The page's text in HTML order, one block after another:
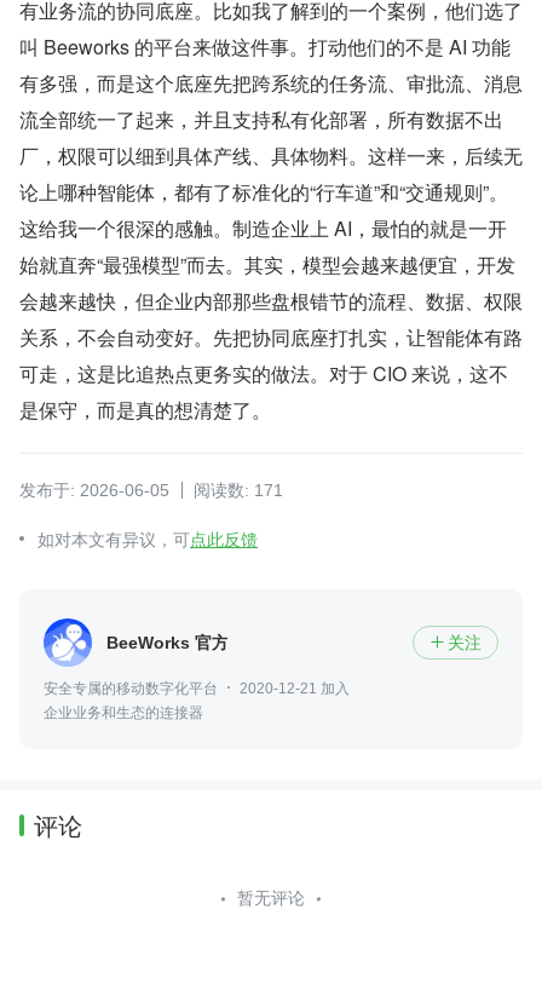
有业务流的协同底座。比如我了解到的一个案例，他们选了
叫 Beeworks 的平台来做这件事。打动他们的不是 AI 功能
有多强，而是这个底座先把跨系统的任务流、审批流、消息
流全部统一了起来，并且支持私有化部署，所有数据不出
厂，权限可以细到具体产线、具体物料。这样一来，后续无
论上哪种智能体，都有了标准化的“行车道”和“交通规则”。
这给我一个很深的感触。制造企业上 AI，最怕的就是一开
始就直奔“最强模型”而去。其实，模型会越来越便宜，开发
会越来越快，但企业内部那些盘根错节的流程、数据、权限
关系，不会自动变好。先把协同底座打扎实，让智能体有路
可走，这是比追热点更务实的做法。对于 CIO 来说，这不
是保守，而是真的想清楚了。
发布于: 2026-06-05 阅读数: 171
如对本文有异议，可点此反馈
BeeWorks 官方  关注
安全专属的移动数字化平台
2020-12-21 加入
企业业务和生态的连接器
评论
暂无评论